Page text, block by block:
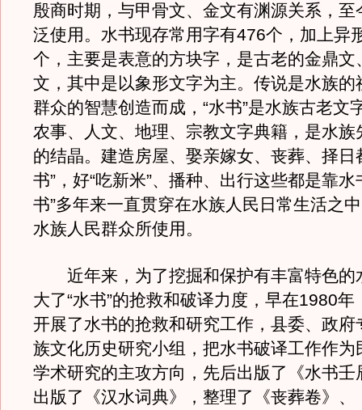
殷商时期，与甲骨文、金文有渊源关系，至
泛使用。水书现存常用字有476个，加上异
个，主要是表意的方块字，是古老的金鼎文
文，其中是以象形文字为主。传说是水族的
群众的智慧创造而成，“水书”是水族古老文
农事、人文、地理、宗教文字典籍，是水族
的结晶。建造房屋、娶亲嫁女、丧葬、择日
书”，好“吃新米”、播种、出行这些都是靠水
书”多年来一直贯穿在水族人民日常生活之
水族人民群众所使用。
近年来，为了挖掘和保护有丰富特色的
大了“水书”的抢救和破译力度，早在1980
开展了水书的抢救和研究工作，县委、政府
族文化历史研究小组，把水书破译工作作为
学术研究的主攻方向，先后出版了《水书壬
出版了《汉水词典》，整理了《丧葬卷》、